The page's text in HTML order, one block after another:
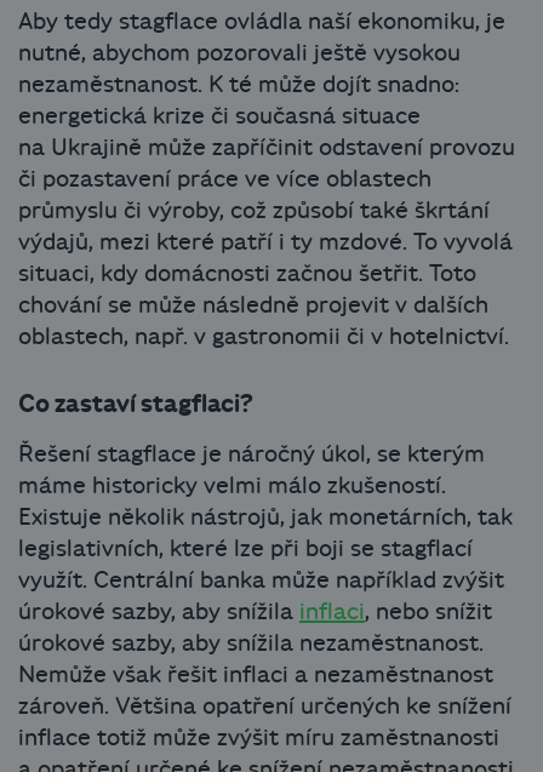
Aby tedy stagflace ovládla naší ekonomiku, je
nutné, abychom pozorovali ještě vysokou
nezaměstnanost. K té může dojít snadno:
energetická krize či současná situace
na Ukrajině může zapříčinit odstavení provozu
či pozastavení práce ve více oblastech
průmyslu či výroby, což způsobí také škrtání
výdajů, mezi které patří i ty mzdové. To vyvolá
situaci, kdy domácnosti začnou šetřit. Toto
chování se může následně projevit v dalších
oblastech, např. v gastronomii či v hotelnictví.
Co zastaví stagflaci?
Řešení stagflace je náročný úkol, se kterým
máme historicky velmi málo zkušeností.
Existuje několik nástrojů, jak monetárních, tak
legislativních, které lze při boji se stagflací
využít. Centrální banka může například zvýšit
úrokové sazby, aby snížila inflaci, nebo snížit
úrokové sazby, aby snížila nezaměstnanost.
Nemůže však řešit inflaci a nezaměstnanost
zároveň. Většina opatření určených ke snížení
inflace totiž může zvýšit míru zaměstnanosti